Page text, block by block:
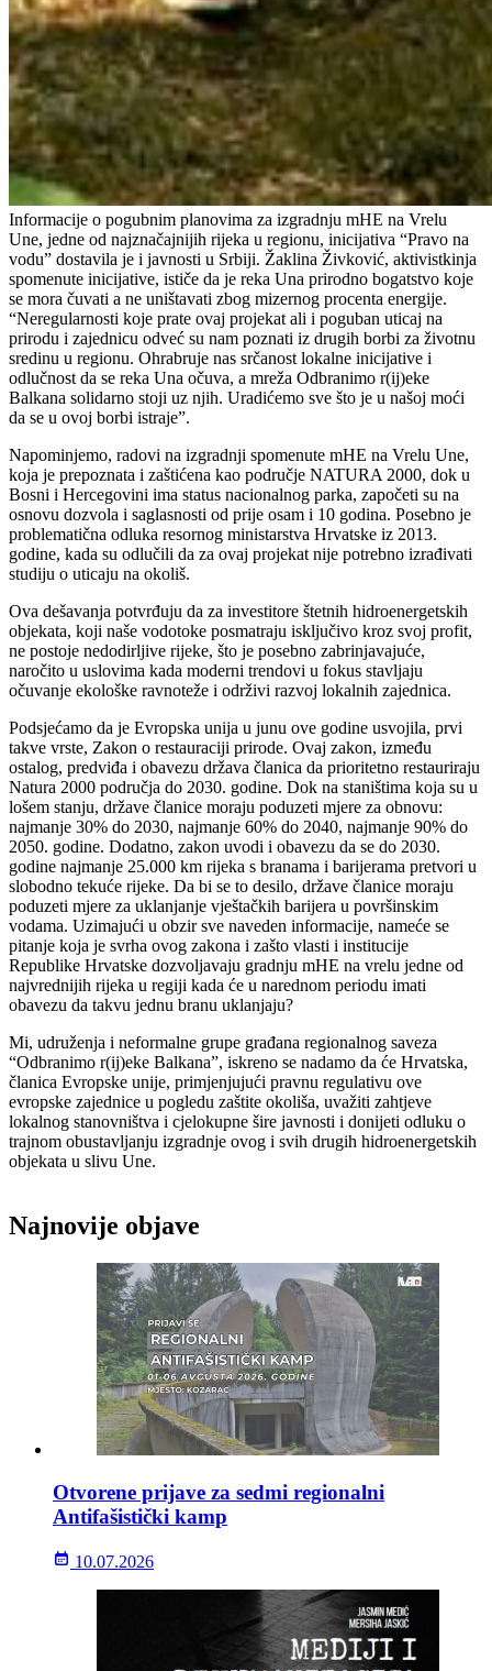
Informacije o pogubnim planovima za izgradnju mHE na Vrelu
Une, jedne od najznačajnijih rijeka u regionu, inicijativa “Pravo na
vodu” dostavila je i javnosti u Srbiji. Žaklina Živković, aktivistkinja
spomenute inicijative, ističe da je reka Una prirodno bogatstvo koje
se mora čuvati a ne uništavati zbog mizernog procenta energije.
“Neregularnosti koje prate ovaj projekat ali i poguban uticaj na
prirodu i zajednicu odveć su nam poznati iz drugih borbi za životnu
sredinu u regionu. Ohrabruje nas srčanost lokalne inicijative i
odlučnost da se reka Una očuva, a mreža Odbranimo r(ij)eke
Balkana solidarno stoji uz njih. Uradićemo sve što je u našoj moći
da se u ovoj borbi istraje”.
Napominjemo, radovi na izgradnji spomenute mHE na Vrelu Une,
koja je prepoznata i zaštićena kao područje NATURA 2000, dok u
Bosni i Hercegovini ima status nacionalnog parka, započeti su na
osnovu dozvola i saglasnosti od prije osam i 10 godina. Posebno je
problematična odluka resornog ministarstva Hrvatske iz 2013.
godine, kada su odlučili da za ovaj projekat nije potrebno izrađivati
studiju o uticaju na okoliš.
Ova dešavanja potvrđuju da za investitore štetnih hidroenergetskih
objekata, koji naše vodotoke posmatraju isključivo kroz svoj profit,
ne postoje nedodirljive rijeke, što je posebno zabrinjavajuće,
naročito u uslovima kada moderni trendovi u fokus stavljaju
očuvanje ekološke ravnoteže i održivi razvoj lokalnih zajednica.
Podsjećamo da je Evropska unija u junu ove godine usvojila, prvi
takve vrste, Zakon o restauraciji prirode. Ovaj zakon, između
ostalog, predviđa i obavezu država članica da prioritetno restauriraju
Natura 2000 područja do 2030. godine. Dok na staništima koja su u
lošem stanju, države članice moraju poduzeti mjere za obnovu:
najmanje 30% do 2030, najmanje 60% do 2040, najmanje 90% do
2050. godine. Dodatno, zakon uvodi i obavezu da se do 2030.
godine najmanje 25.000 km rijeka s branama i barijerama pretvori u
slobodno tekuće rijeke. Da bi se to desilo, države članice moraju
poduzeti mjere za uklanjanje vještačkih barijera u površinskim
vodama. Uzimajući u obzir sve naveden informacije, nameće se
pitanje koja je svrha ovog zakona i zašto vlasti i institucije
Republike Hrvatske dozvoljavaju gradnju mHE na vrelu jedne od
najvrednijih rijeka u regiji kada će u narednom periodu imati
obavezu da takvu jednu branu uklanjaju?
Mi, udruženja i neformalne grupe građana regionalnog saveza
“Odbranimo r(ij)eke Balkana”, iskreno se nadamo da će Hrvatska,
članica Evropske unije, primjenjujući pravnu regulativu ove
evropske zajednice u pogledu zaštite okoliša, uvažiti zahtjeve
lokalnog stanovništva i cjelokupne šire javnosti i donijeti odluku o
trajnom obustavljanju izgradnje ovog i svih drugih hidroenergetskih
objekata u slivu Une.
Najnovije objave
Otvorene prijave za sedmi regionalni
Antifašistički kamp
10.07.2026